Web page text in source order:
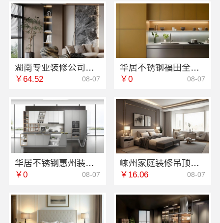
湖南专业装修公司推荐，湖南美学筑家建材有限公司源头直供
￥64.52 08-07
华居不锈钢福田全屋定制，专业设计省心到家
￥0 08-07
华居不锈钢惠州装修施工工艺规范
￥0 08-07
嵊州家庭装修吊顶隔断，浙江宜美嘉装饰工程有限公司
￥16.06 08-07